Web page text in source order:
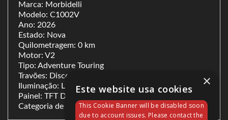
Marca: Morbidelli
Modelo: C1002V
Ano: 2026
Estado: Nova
Quilometragem: 0 km
Motor: V2
Tipo: Adventure Touring
Travões: Disco com ABS
Iluminação: LED
Painel: TFT Digital
Categoria de carta: A
×
Este website usa cookies
This Cookie Banner will be disabled soon
due to account issues. Please contact the